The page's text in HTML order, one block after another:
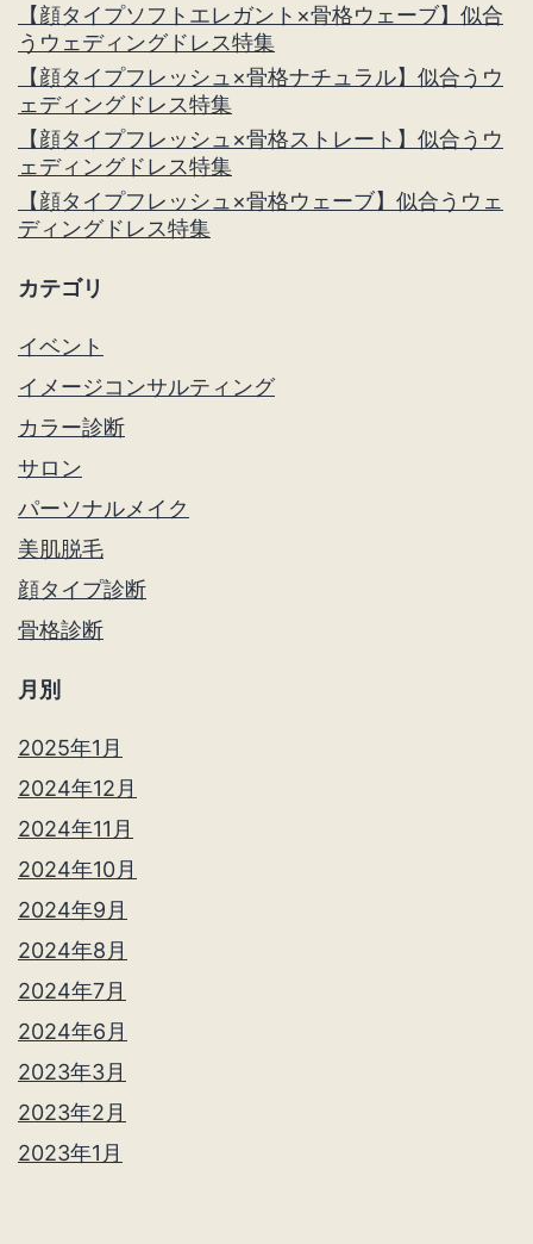
ま
し
【顔タイプソフトエレガント×骨格ウェーブ】似合
うウェディングドレス特集
【顔タイプフレッシュ×骨格ナチュラル】似合うウ
ェディングドレス特集
【顔タイプフレッシュ×骨格ストレート】似合うウ
ェディングドレス特集
【顔タイプフレッシュ×骨格ウェーブ】似合うウェ
ディングドレス特集
カテゴリ
イベント
イメージコンサルティング
カラー診断
サロン
パーソナルメイク
美肌脱毛
顔タイプ診断
骨格診断
月別
2025年1月
2024年12月
2024年11月
2024年10月
2024年9月
2024年8月
2024年7月
2024年6月
2023年3月
2023年2月
2023年1月